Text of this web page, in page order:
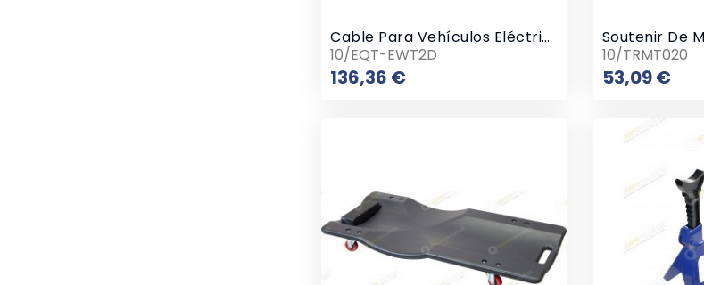
Cable Para Vehículos Eléctricos Enchufe Schuko
10/EQT-EWT2D
136,36 €
10/TRMT020
53,09 €Prix